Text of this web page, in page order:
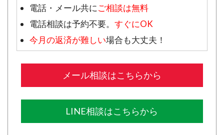
電話・メール共にご相談は無料
電話相談は予約不要。 すぐにOK
今月の返済が難しい場合も大丈夫！
メール相談はこちらから
LINE相談はこちらから